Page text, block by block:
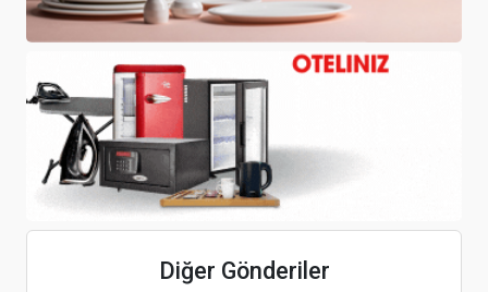
Diğer Gönderiler
Seaden Sea World Resort&Spa’nın oda sayısı
arttırılıyor
dijital dönüşüm sürecine katkı sağlıyor